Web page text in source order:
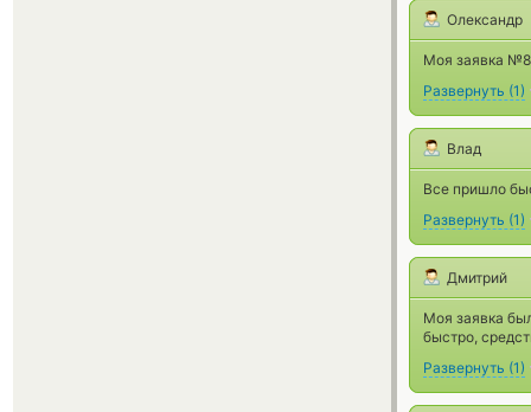
Олександр
Моя заявка
Развернуть (1)
Влад
Все пришло
Развернуть (1)
Дмитрий
Моя заявка
быстро,
Развернуть (1)